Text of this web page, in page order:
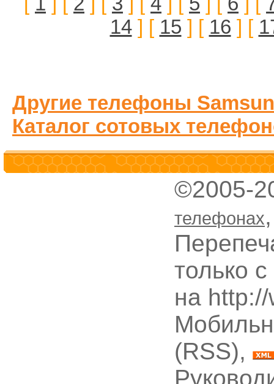
14] [ 15 ] [ 16 ] [
Другие телефоны
Каталог сотовых
©2005-
телефонах
только
на
(RSS),